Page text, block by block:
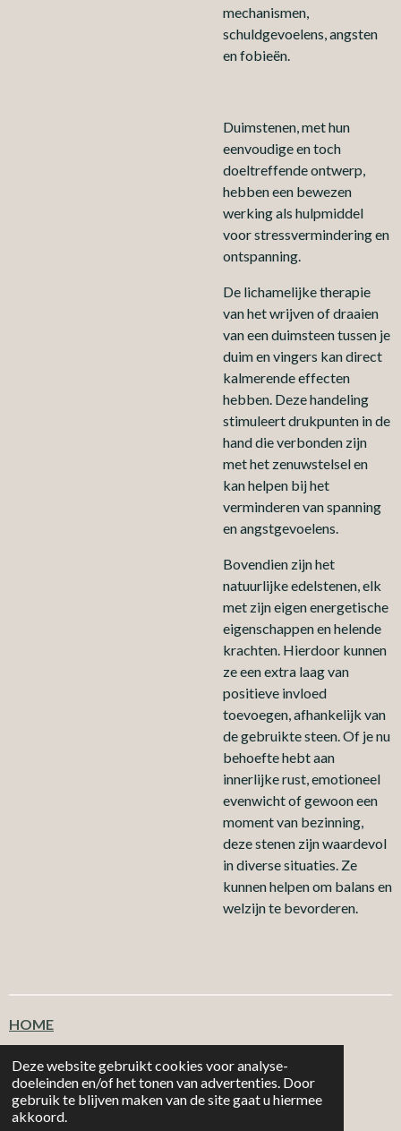
Deze website gebruikt cookies voor analyse-
doeleinden en/of het tonen van advertenties. Door
gebruik te blijven maken van de site gaat u hiermee
akkoord.
mechanismen,
schuldgevoelens, angsten
en fobieën.
Duimstenen, met hun
eenvoudige en toch
doeltreffende ontwerp,
hebben een bewezen
werking als hulpmiddel
voor stressvermindering en
ontspanning.
De lichamelijke therapie
van het wrijven of draaien
van een duimsteen tussen je
duim en vingers kan direct
kalmerende effecten
hebben. Deze handeling
stimuleert drukpunten in de
hand die verbonden zijn
met het zenuwstelsel en
kan helpen bij het
verminderen van spanning
en angstgevoelens.
Bovendien zijn het
natuurlijke edelstenen, elk
met zijn eigen energetische
eigenschappen en helende
krachten. Hierdoor kunnen
ze een extra laag van
positieve invloed
toevoegen, afhankelijk van
de gebruikte steen. Of je nu
behoefte hebt aan
innerlijke rust, emotioneel
evenwicht of gewoon een
moment van bezinning,
deze stenen zijn waardevol
in diverse situaties. Ze
kunnen helpen om balans en
welzijn te bevorderen.
HOME
Klantenservice
T
F